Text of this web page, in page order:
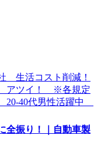
全振り！｜自動車製